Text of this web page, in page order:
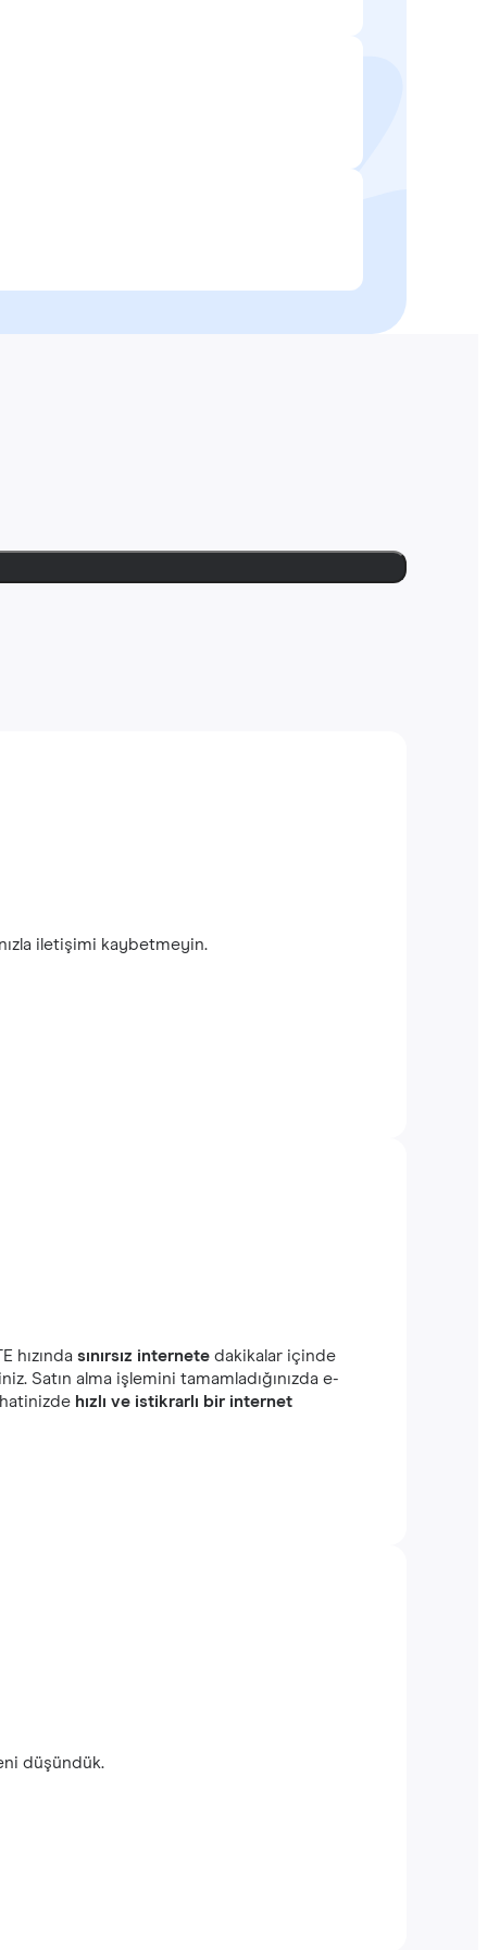
iletişimi kaybetmeyin.
hızındasınırsız internete dakikalar içinde
Satın alma işlemini tamamladığınızda e-
hızlı ve istikrarlı bir internet
düşündük.